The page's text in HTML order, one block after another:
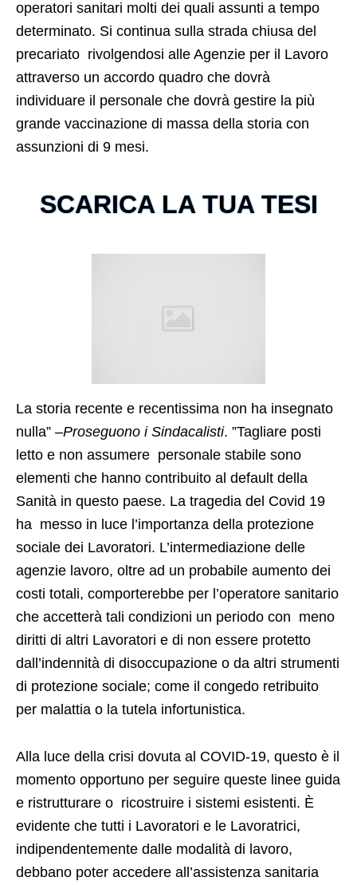
operatori sanitari molti dei quali assunti a tempo
determinato. Si continua sulla strada chiusa del
precariato rivolgendosi alle Agenzie per il Lavoro
attraverso un accordo quadro che dovrà
individuare il personale che dovrà gestire la più
grande vaccinazione di massa della storia con
assunzioni di 9 mesi.
SCARICA LA TUA TESI
La storia recente e recentissima non ha insegnato
nulla” –Proseguono i Sindacalisti. ”Tagliare posti
letto e non assumere personale stabile sono
elementi che hanno contribuito al default della
Sanità in questo paese. La tragedia del Covid 19
ha messo in luce l’importanza della protezione
sociale dei Lavoratori. L’intermediazione delle
agenzie lavoro, oltre ad un probabile aumento dei
costi totali, comporterebbe per l’operatore sanitario
che accetterà tali condizioni un periodo con meno
diritti di altri Lavoratori e di non essere protetto
dall’indennità di disoccupazione o da altri strumenti
di protezione sociale; come il congedo retribuito
per malattia o la tutela infortunistica.
Alla luce della crisi dovuta al COVID-19, questo è il
momento opportuno per seguire queste linee guida
e ristrutturare o ricostruire i sistemi esistenti. È
evidente che tutti i Lavoratori e le Lavoratrici,
indipendentemente dalle modalità di lavoro,
debbano poter accedere all’assistenza sanitaria